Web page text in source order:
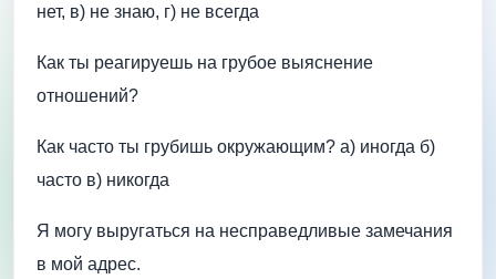
нет, в) не знаю, г) не всегда
Как ты реагируешь на грубое выяснение
отношений?
Как часто ты грубишь окружающим? а) иногда б)
часто в) никогда
Я могу выругаться на несправедливые замечания
в мой адрес.